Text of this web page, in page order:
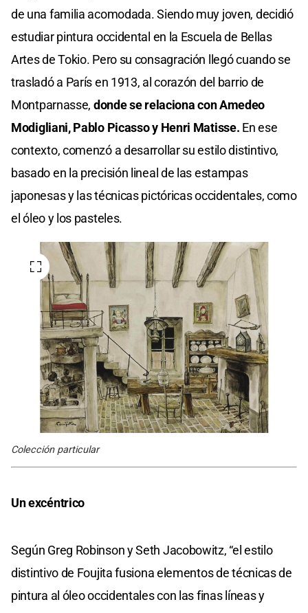
de una familia acomodada. Siendo muy joven, decidió
estudiar pintura occidental en la Escuela de Bellas
Artes de Tokio. Pero su consagración llegó cuando se
trasladó a París en 1913, al corazón del barrio de
Montparnasse, donde se relaciona con Amedeo
Modigliani, Pablo Picasso y Henri Matisse. En ese
contexto, comenzó a desarrollar su estilo distintivo,
basado en la precisión lineal de las estampas
japonesas y las técnicas pictóricas occidentales, como
el óleo y los pasteles.
Colección particular
Un excéntrico
Según Greg Robinson y Seth Jacobowitz, “el estilo
distintivo de Foujita fusiona elementos de técnicas de
pintura al óleo occidentales con las finas líneas y